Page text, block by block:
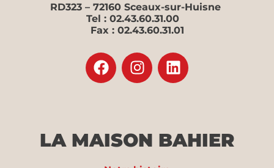
RD323 – 72160 Sceaux-sur-Huisne
Tel : 02.43.60.31.00
Fax : 02.43.60.31.01
LA MAISON BAHIER